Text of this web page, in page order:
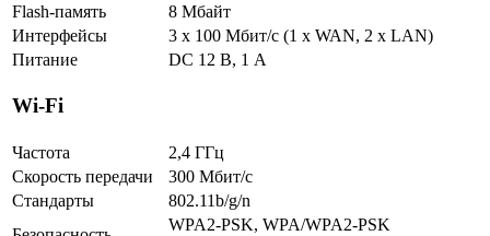
Flash-память
8 Мбайт
Интерфейсы
3 x 100 Мбит/с (1 x WAN, 2 x LAN)
Питание
DC 12 В, 1 A
Wi-Fi
Частота
2,4 ГГц
Скорость передачи
300 Мбит/с
Стандарты
802.11b/g/n
WPA2-PSK, WPA/WPA2-PSK